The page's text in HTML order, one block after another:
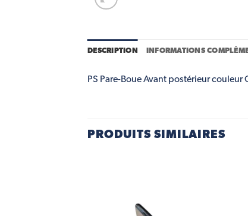
DESCRIPTION INFORMATIONS
PS Pare-Boue Avant postérieur couleur
PRODUITS SIMILAIRES